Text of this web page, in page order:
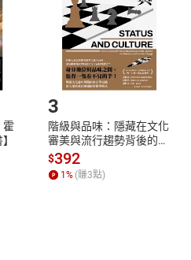
消/退貨，恕無法以單支商品取消
Step2.登入
霍
3
階級與品味：隱藏在文化
審美與流行趨勢背後的地
位渴望【電子書】
$392
1 % (賺3點)